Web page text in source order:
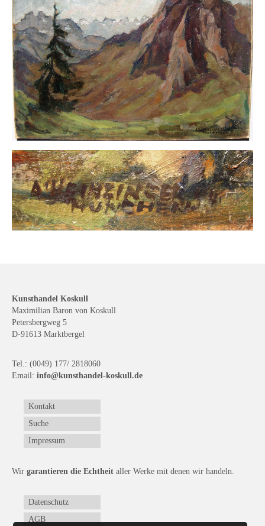
Datenschutz
AGB
Widerruf
Kunsthandel Koskull
Maximilian Baron von Koskull
Petersbergweg 5
D-91613 Marktbergel
Tel.: (0049) 177/ 2818060
Email: info@kunsthandel-koskull.de
Kontakt
Suche
Impressum
Wir garantieren die Echtheit aller Werke mit denen wir handeln.
Datenschutz
AGB